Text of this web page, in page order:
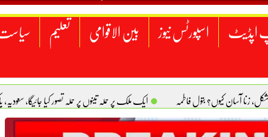
اپڈیٹ اسپورٹس نیوز بین الاقوامی تعلیم
زنا آسان کیوں؟ بتول فاطمہ ایک ملک پر حملہ تینوں پر حملہ تصور کیا جائیگا،